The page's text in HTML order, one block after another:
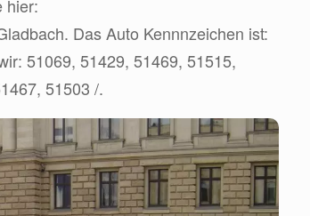
hier:
Das Auto Kennnzeichen ist:
51069, 51429, 51469, 51515,
51503 /.